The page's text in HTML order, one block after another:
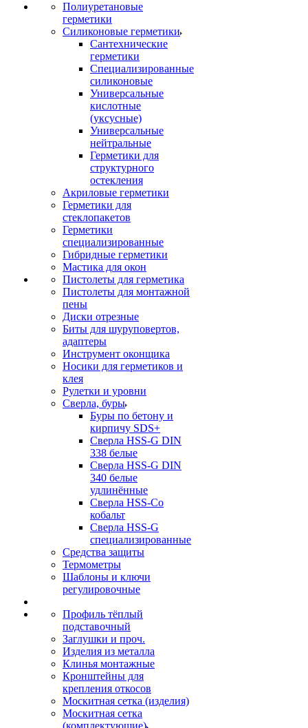
Полиуретановые
герметики
Силиконовые герметики
Сантехнические
герметики
Специализированные
силиконовые
Универсальные
кислотные
(уксусные)
Универсальные
нейтральные
Герметики для
структурного
остекления
Акриловые герметики
Герметики для
стеклопакетов
Герметики
специализированные
Гибридные герметики
Мастика для окон
Пистолеты для герметика
Пистолеты для монтажной
пены
Диски отрезные
Биты для шуруповертов,
адаптеры
Инструмент оконщика
Носики для герметиков и
клея
Рулетки и уровни
Сверла, буры
Буры по бетону и
кирпичу SDS+
Сверла HSS-G DIN
338 белые
Сверла HSS-G DIN
340 белые
удлинённые
Сверла HSS-Co
кобальт
Сверла HSS-G
специализированные
Средства защиты
Термометры
Шаблоны и ключи
регулировочные
Профиль тёплый
подставочный
Заглушки и проч.
Изделия из металла
Клинья монтажные
Кронштейны для
крепления откосов
Москитная сетка (изделия)
Москитная сетка
(комплектующие)